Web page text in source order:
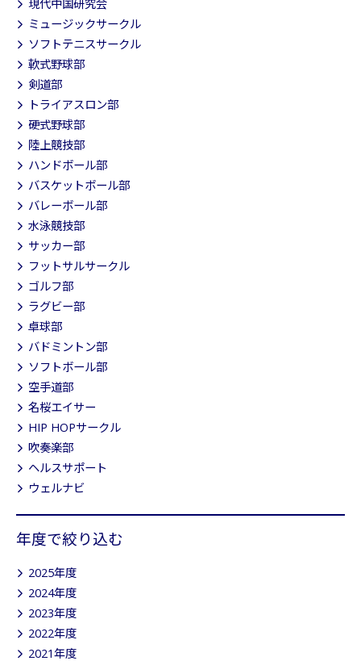
現代中国研究会
ミュージックサークル
ソフトテニスサークル
軟式野球部
剣道部
トライアスロン部
硬式野球部
陸上競技部
ハンドボール部
バスケットボール部
バレーボール部
水泳競技部
サッカー部
フットサルサークル
ゴルフ部
ラグビー部
卓球部
バドミントン部
ソフトボール部
空手道部
名桜エイサー
HIP HOPサークル
吹奏楽部
ヘルスサポート
ウェルナビ
年度で絞り込む
2025年度
2024年度
2023年度
2022年度
2021年度